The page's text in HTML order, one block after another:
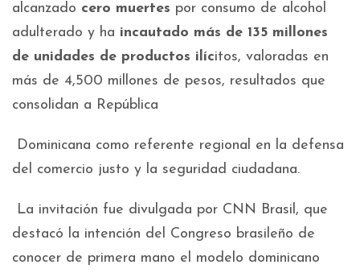
alcanzado cero muertes por consumo de alcohol
adulterado y ha incautado más de 135 millones
de unidades de productos ilícitos, valoradas en
más de 4,500 millones de pesos, resultados que
consolidan a República
Dominicana como referente regional en la defensa
del comercio justo y la seguridad ciudadana.
La invitación fue divulgada por CNN Brasil, que
destacó la intención del Congreso brasileño de
conocer de primera mano el modelo dominicano